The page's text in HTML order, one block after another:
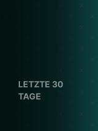
LETZTE 30
TAGE